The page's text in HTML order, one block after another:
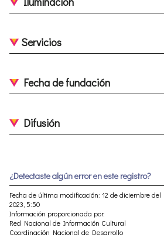
Servicios
Fecha de fundación
Difusión
¿Detectaste algún error en este registro?
Fecha de última modificación: 12 de diciembre del
2023, 5:50
Información proporcionada por:
Red Nacional de Información Cultural
Coordinación Nacional de Desarrollo